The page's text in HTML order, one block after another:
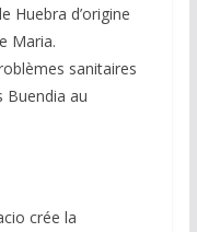
Huebra d’origine
Maria.
sanitaires
Buendia au
crée la